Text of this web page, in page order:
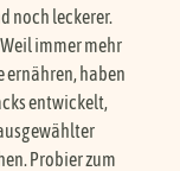
noch leckerer.
immer mehr
ernähren, haben
entwickelt,
Probier zum